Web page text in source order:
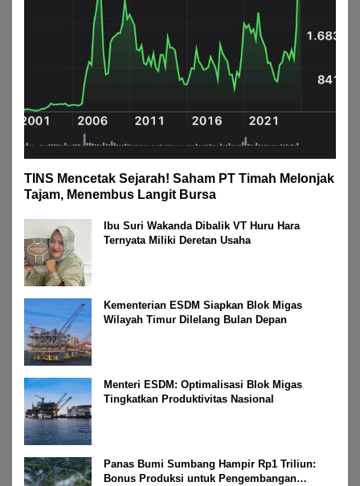
TINS Mencetak Sejarah! Saham PT Timah Melonjak
Tajam, Menembus Langit Bursa
Ibu Suri Wakanda Dibalik VT Huru Hara
Ternyata Miliki Deretan Usaha
Kementerian ESDM Siapkan Blok Migas
Wilayah Timur Dilelang Bulan Depan
Menteri ESDM: Optimalisasi Blok Migas
Tingkatkan Produktivitas Nasional
Panas Bumi Sumbang Hampir Rp1 Triliun:
Bonus Produksi untuk Pengembangan